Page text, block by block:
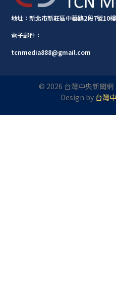
地址：新北市新莊區中華路2段7號10樓
電子郵件：
tcnmedia888@gmail.com
© 2026 台灣中央新聞
Design by 台灣